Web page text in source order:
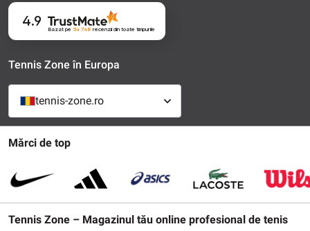
Mărci de top
Tennis Zone – Magazinul tău online profesional de tenis
4.9
Bazat pe 54 748 recenziidin toate timpurile
Tennis Zone în Europa
tennis-zone.ro